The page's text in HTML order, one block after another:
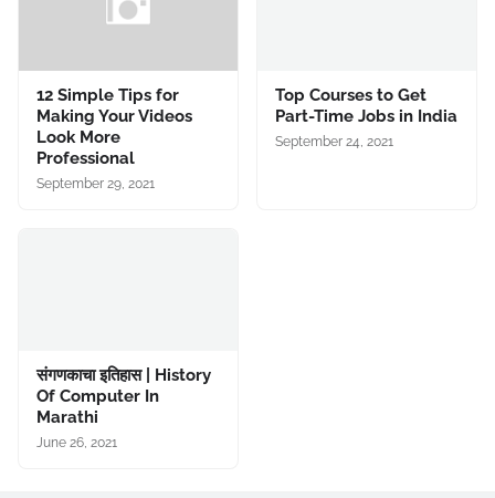
12 Simple Tips for
Making Your Videos
Look More
Professional
September 29, 2021
Top Courses to Get
Part-Time Jobs in India
September 24, 2021
संगणकाचा इतिहास | History
Of Computer In
Marathi
June 26, 2021